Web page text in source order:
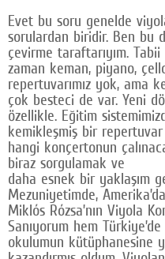
Evet bu soru genelde
sorulardan biridir. Ben bu
çevirme taraftarıyım.
zaman keman, piyano,
repertuvarımız yok, ama
çok besteci de var. Yeni
özellikle. Eğitim
kemikleşmiş bir repertuvar
hangi konçertonun
biraz sorgulamak ve
daha esnek bir yaklaşım
Mezuniyetimde,
Miklós Rózsa’nın Viyola
Sanıyorum hem
okulumun kütüphanesine